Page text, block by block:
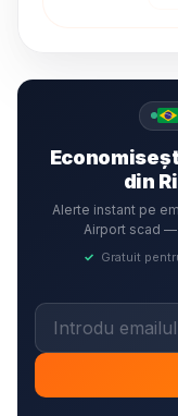
din
Alerte instant pe
Airport scad —
✓ Gratuit